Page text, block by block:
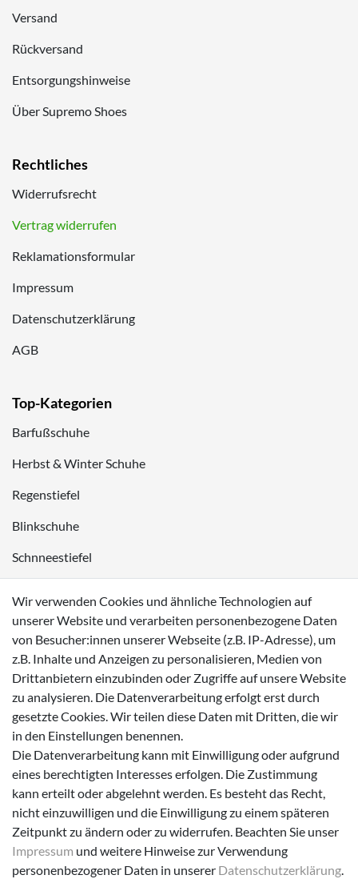
Versand
Rückversand
Entsorgungshinweise
Über Supremo Shoes
Rechtliches
Widerrufsrecht
Vertrag widerrufen
Reklamationsformular
Impressum
Datenschutzerklärung
AGB
Top-Kategorien
Barfußschuhe
Herbst & Winter Schuhe
Regenstiefel
Blinkschuhe
Schnneestiefel
Sneaker
Zahlungsmöglichkeiten
Versanddienstleister
Wir verwenden Cookies und ähnliche Technologien auf
unserer Website und verarbeiten personenbezogene Daten
von Besucher:innen unserer Webseite (z.B. IP-Adresse), um
z.B. Inhalte und Anzeigen zu personalisieren, Medien von
Drittanbietern einzubinden oder Zugriffe auf unsere Website
zu analysieren. Die Datenverarbeitung erfolgt erst durch
gesetzte Cookies. Wir teilen diese Daten mit Dritten, die wir
in den Einstellungen benennen.
Die Datenverarbeitung kann mit Einwilligung oder aufgrund
eines berechtigten Interesses erfolgen. Die Zustimmung
kann erteilt oder abgelehnt werden. Es besteht das Recht,
nicht einzuwilligen und die Einwilligung zu einem späteren
Zeitpunkt zu ändern oder zu widerrufen. Beachten Sie unser
Impressum und weitere Hinweise zur Verwendung
personenbezogener Daten in unserer Daten­schutz­erklärung.